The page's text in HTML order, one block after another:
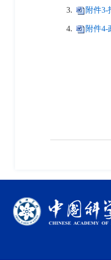
3. 附件3-
4. 附件4-